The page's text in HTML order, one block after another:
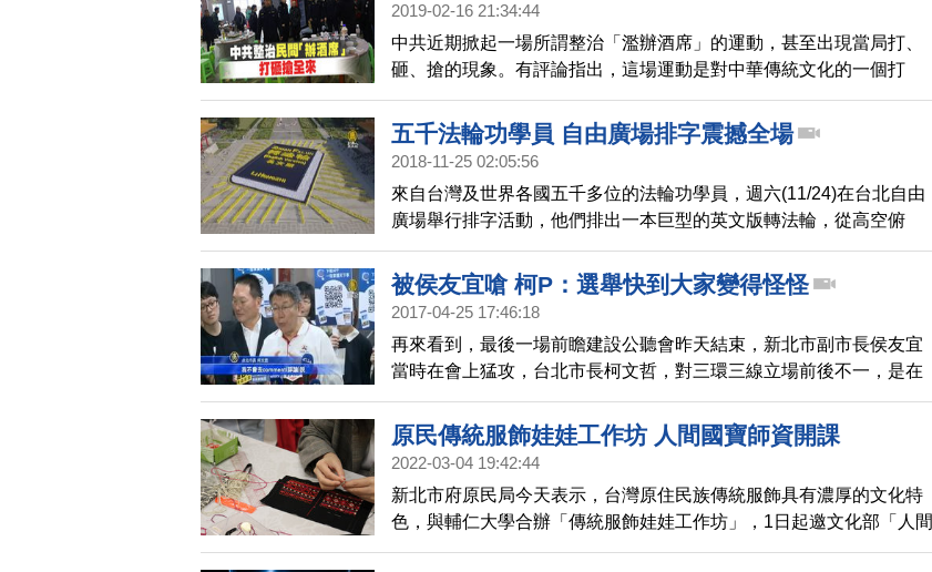
2019-02-16 21:34:44
中共近期掀起一場所謂整治「濫辦酒席」的運動，甚至出現當局打、
砸、搶的現象。有評論指出，這場運動是對中華傳統文化的一個打
擊。
五千法輪功學員 自由廣場排字震撼全場
2018-11-25 02:05:56
來自台灣及世界各國五千多位的法輪功學員，週六(11/24)在台北自由
廣場舉行排字活動，他們排出一本巨型的英文版轉法輪，從高空俯
看，景象相當殊勝壯觀，讓許多遊客震撼不已 。
被侯友宜嗆 柯P：選舉快到大家變得怪怪
2017-04-25 17:46:18
再來看到，最後一場前瞻建設公聽會昨天結束，新北市副市長侯友宜
當時在會上猛攻，台北市長柯文哲，對三環三線立場前後不一，是在
「說瘋話」，柯文哲今天受訪時只說，「選舉快到大家都變得怪怪
的」，並否認他有針對三環三線做出表態。
原民傳統服飾娃娃工作坊 人間國寶師資開課
2022-03-04 19:42:44
新北市府原民局今天表示，台灣原住民族傳統服飾具有濃厚的文化特
色，與輔仁大學合辦「傳統服飾娃娃工作坊」，1日起邀文化部「人間
國寶」傳統織布工藝保存者張鳳英等人授課。